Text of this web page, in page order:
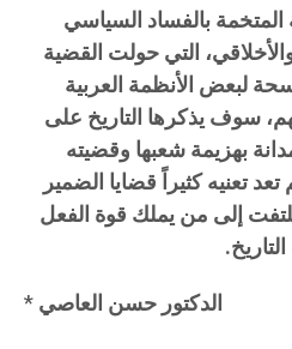
بالفساد السياسي
التي حولت القضية
لبعض الأنظمة العربية
سوف يذكرها التاريخ على
بهزيمة شعبها وقضيته
تعنيه كثيراً قضايا الضمير
إلى من يملك قوة الفعل
الدكتور حسن العاصي*